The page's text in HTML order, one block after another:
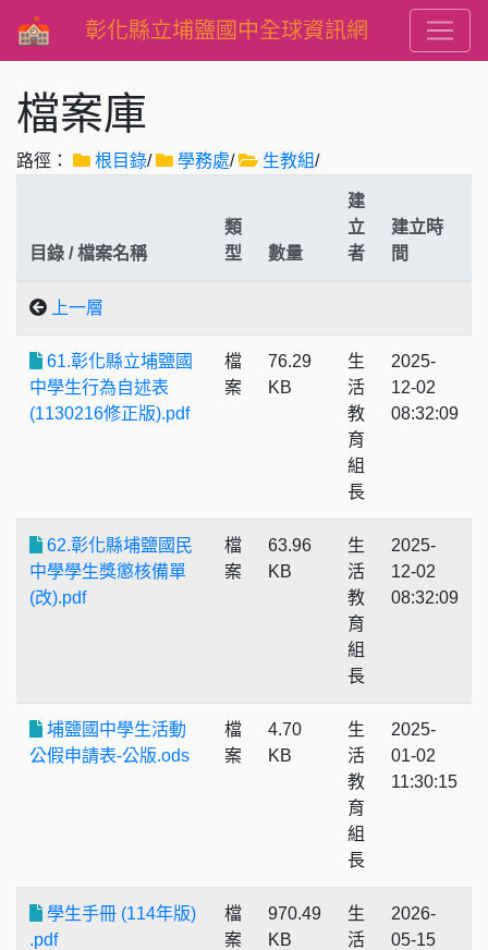
彰化縣立埔鹽國中全球資訊網
檔案庫
路徑： 根目錄/ 學務處/ 生教組/
目錄 / 檔案名稱
類
型
數量
建
立
者
建立時
間
上一層
61.彰化縣立埔鹽國
中學生行為自述表
(1130216修正版).pdf
檔
案
76.29
KB
生
活
教
育
組
長
2025-
12-02
08:32:09
62.彰化縣埔鹽國民
中學學生獎懲核備單
(改).pdf
檔
案
63.96
KB
生
活
教
育
組
長
2025-
12-02
08:32:09
埔鹽國中學生活動
公假申請表-公版.ods
檔
案
4.70
KB
生
活
教
育
組
長
2025-
01-02
11:30:15
學生手冊 (114年版)
.pdf
檔
案
970.49
KB
生
活
2026-
05-15